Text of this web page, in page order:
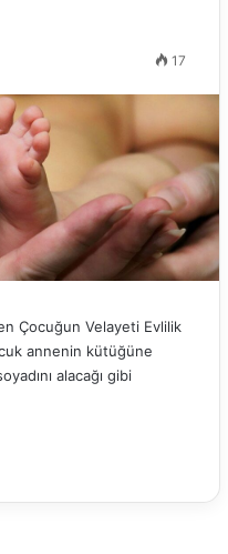
17
Çocuğun Velayeti Evlilik
annenin kütüğüne
alacağı gibi